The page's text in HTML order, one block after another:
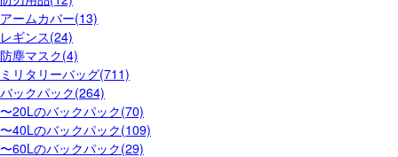
アームカバー(13)
レギンス(24)
防塵マスク(4)
ミリタリーバッグ(711)
バックパック(264)
〜20Lのバックパック(70)
〜40Lのバックパック(109)
〜60Lのバックパック(29)